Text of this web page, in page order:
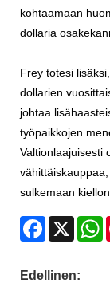
kohtaamaan
dollaria
Frey totesi
dollarien
johtaa
työpaikkojen
Valtionlaajuisesti
sulkemaan
Facebook
X
Edellinen: